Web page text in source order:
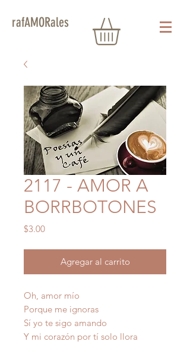
rafAMORales
2117 - AMOR A
BORRBOTONES
$3.00Precio
Agregar al carrito
Oh, amor mío
Porque me ignoras
Sí yo te sigo amando
Y mi corazón por tí solo llora